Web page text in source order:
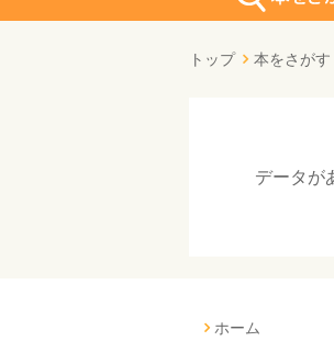
トップ 本をさがす
データが
ホーム